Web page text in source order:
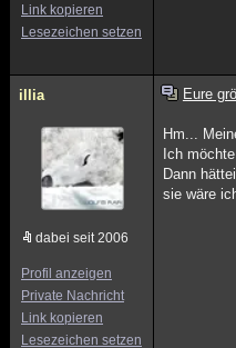
Link kopieren
Lesezeichen setzen
illia
dabei seit 2006
Profil anzeigen
Private Nachricht
Link kopieren
Lesezeichen setzen
Eure
Hm...
Ich
Dann
sie wäre